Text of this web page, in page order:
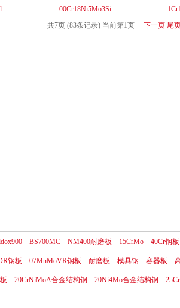
00Cr18Ni5Mo3Si
共7页 (83条记录) 当前第1页 下一页 尾
BS700MC NM400耐磨板 15CrMo 40Cr钢板
钢板 07MnMoVR钢板 耐磨板 模具钢 容器板
20CrNiMoA合金结构钢 20Ni4Mo合金结构钢